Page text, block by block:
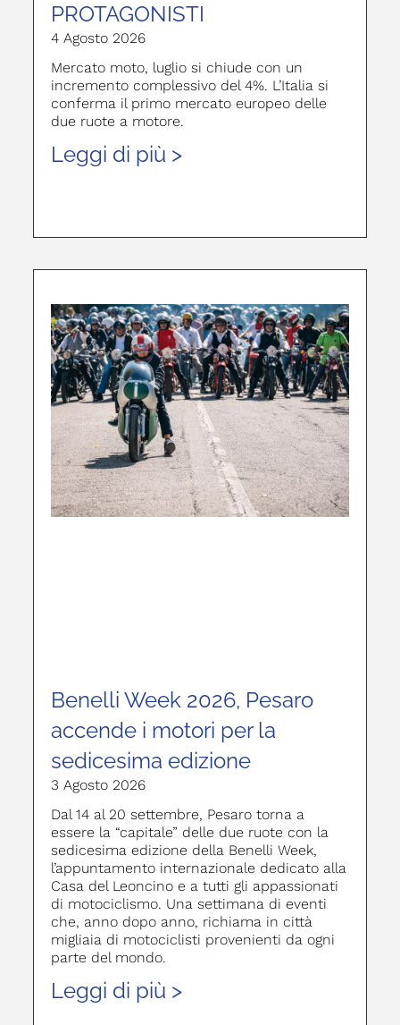
PROTAGONISTI
4 Agosto 2026
Mercato moto, luglio si chiude con un
incremento complessivo del 4%. L’Italia si
conferma il primo mercato europeo delle
due ruote a motore.
Leggi di più >
Benelli Week 2026, Pesaro
accende i motori per la
sedicesima edizione
3 Agosto 2026
Dal 14 al 20 settembre, Pesaro torna a
essere la “capitale” delle due ruote con la
sedicesima edizione della Benelli Week,
l’appuntamento internazionale dedicato alla
Casa del Leoncino e a tutti gli appassionati
di motociclismo. Una settimana di eventi
che, anno dopo anno, richiama in città
migliaia di motociclisti provenienti da ogni
parte del mondo.
Leggi di più >